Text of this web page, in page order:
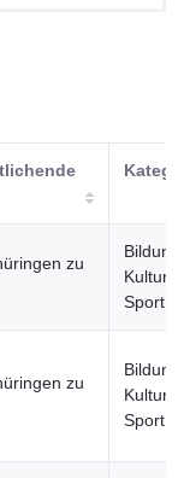
zu
Bildung,
Kultur
Sport
zu
Bildung,
Kultur
Sport